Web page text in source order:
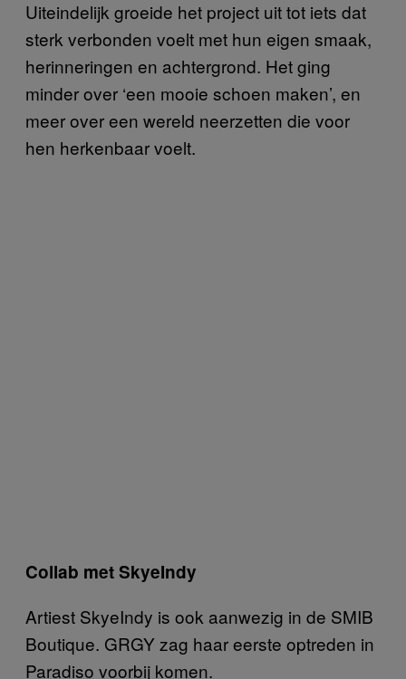
Uiteindelijk groeide het project uit tot iets dat
sterk verbonden voelt met hun eigen smaak,
herinneringen en achtergrond. Het ging
minder over ‘een mooie schoen maken’, en
meer over een wereld neerzetten die voor
hen herkenbaar voelt.
Collab met SkyeIndy
Artiest SkyeIndy is ook aanwezig in de SMIB
Boutique. GRGY zag haar eerste optreden in
Paradiso voorbij komen.